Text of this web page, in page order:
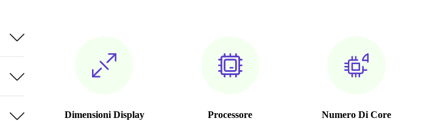
Dimensioni Display
Processore
Numero Di Core